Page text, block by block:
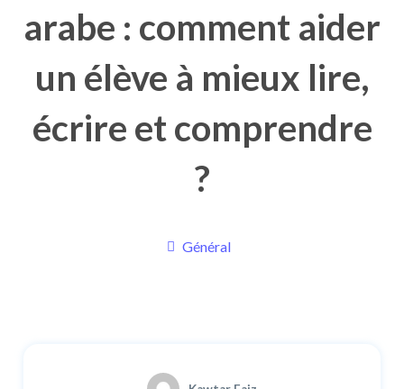
arabe : comment aider
un élève à mieux lire,
écrire et comprendre
?
Général